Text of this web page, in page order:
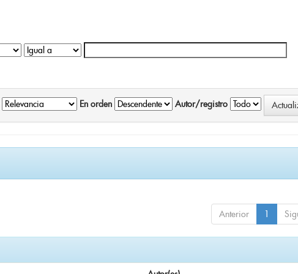
En orden Autor/registro
Anterior 1